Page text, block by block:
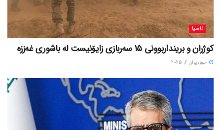
ئاسیا
کوژران و برینداربوونی 15 سەربازی زایۆنیست لە باشوری غەززە
حوزه‌یران 6, 2025